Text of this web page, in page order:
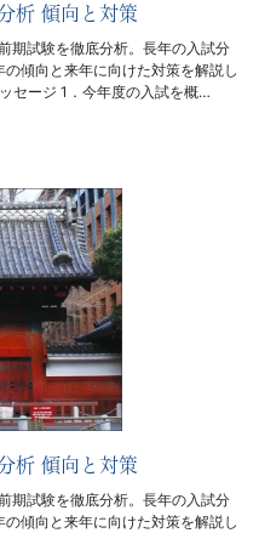
析 傾向と対策
期試験を徹底分析。長年の入試分
傾向と来年に向けた対策を解説し
セージ 1．今年度の入試を概…
析 傾向と対策
期試験を徹底分析。長年の入試分
傾向と来年に向けた対策を解説し